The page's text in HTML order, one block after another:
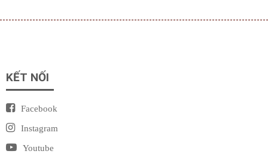
KẾT NỐI
Facebook
Instagram
Youtube